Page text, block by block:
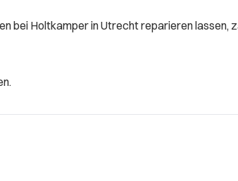
bei Holtkamper in Utrecht reparieren lassen,